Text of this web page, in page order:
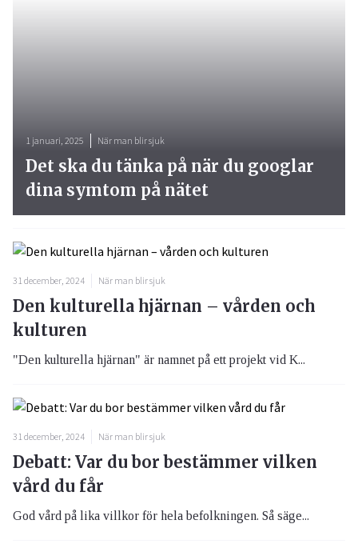
1 januari, 2025 När man blir sjuk
Det ska du tänka på när du googlar
dina symtom på nätet
31 december, 2024 När man blir sjuk
Den kulturella hjärnan – vården och
kulturen
"Den kulturella hjärnan" är namnet på ett projekt vid K...
31 december, 2024 När man blir sjuk
Debatt: Var du bor bestämmer vilken
vård du får
God vård på lika villkor för hela befolkningen. Så säge...